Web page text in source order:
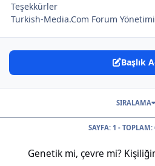
Teşekkürler
Turkish-Media.Com Forum Yönetimi
Başlık
SAYFA: 1 - TOPLAM:
SIRALAMA
Genetik mi, çevre mi?